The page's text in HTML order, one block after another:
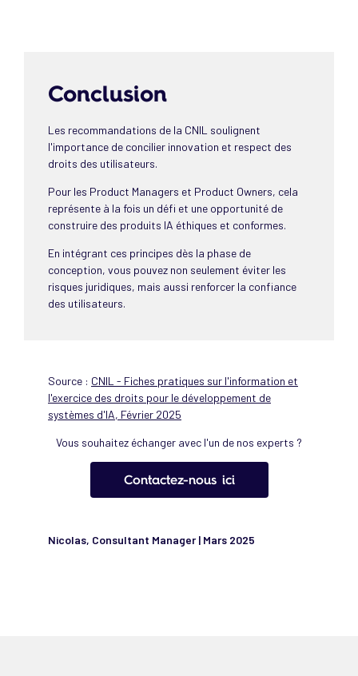
Conclusion
Les recommandations de la CNIL soulignent
l'importance de concilier innovation et respect des
droits des utilisateurs.
Pour les Product Managers et Product Owners, cela
représente à la fois un défi et une opportunité de
construire des produits IA éthiques et conformes.
En intégrant ces principes dès la phase de
conception, vous pouvez non seulement éviter les
risques juridiques, mais aussi renforcer la confiance
des utilisateurs.
Source : CNIL - Fiches pratiques sur l'information et
l'exercice des droits pour le développement de
systèmes d'IA, Février 2025
Vous souhaitez échanger avec l'un de nos experts ?
Contactez-nous ici
Nicolas, Consultant Manager | Mars 2025